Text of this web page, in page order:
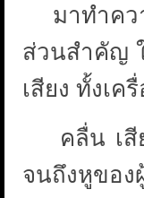
มาทำควา
ส่วนสำคัญ
เสียง ทั้งเค
คลื่น เสีย
จนถึงหูของ